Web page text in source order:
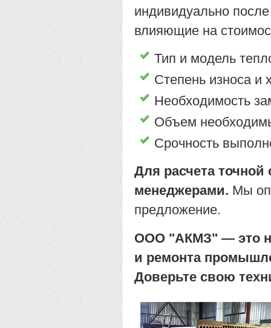
индивидуально
влияющие на
Тип и модель
Степень износа и
Необходимость
Объем
Срочность
Для расчета
менеджерами. Мы
предложение.
ООО "АКМЗ" — это
и ремонта
Доверьте свою